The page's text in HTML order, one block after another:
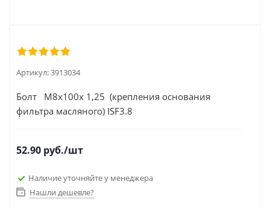
Артикул:3913034
Болт М8х100х 1,25 (крепления основания
фильтра масляного) ISF3.8
52.90 руб./шт
Наличие уточняйте у менеджера
Нашли дешевле?